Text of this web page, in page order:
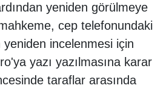
yeniden görülmeye
cep telefonundaki
yeniden incelenmesi için
yazı yazılmasına karar
taraflar arasında